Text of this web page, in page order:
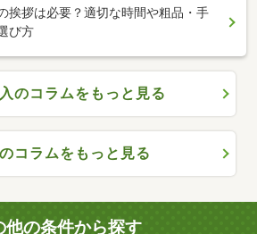
挨拶は必要？適切な時間や粗品・手
び方
のコラムをもっと見る
コラムをもっと見る
他の条件から探す